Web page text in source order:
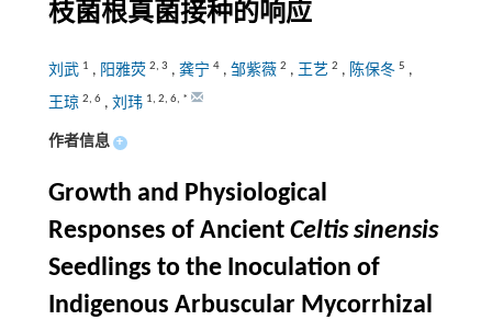
枝菌根真菌接种的响应
刘武 1 , 阳雅荧 2, 3 , 龚宁 4, 邹紫薇 2 , 王艺 2 , 陈保冬 5 ,
王琼 2, 6, 刘玮 1, 2, 6, *
作者信息 +
Growth and Physiological
Responses of Ancient Celtis sinensis
Seedlings to the Inoculation of
Indigenous Arbuscular Mycorrhizal